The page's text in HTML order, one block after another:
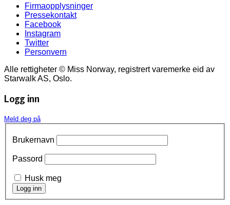
Firmaopplysninger
Pressekontakt
Facebook
Instagram
Twitter
Personvern
Alle rettigheter © Miss Norway, registrert varemerke eid av
Starwalk AS, Oslo.
Logg inn
Meld deg på
Brukernavn
Passord
Husk meg